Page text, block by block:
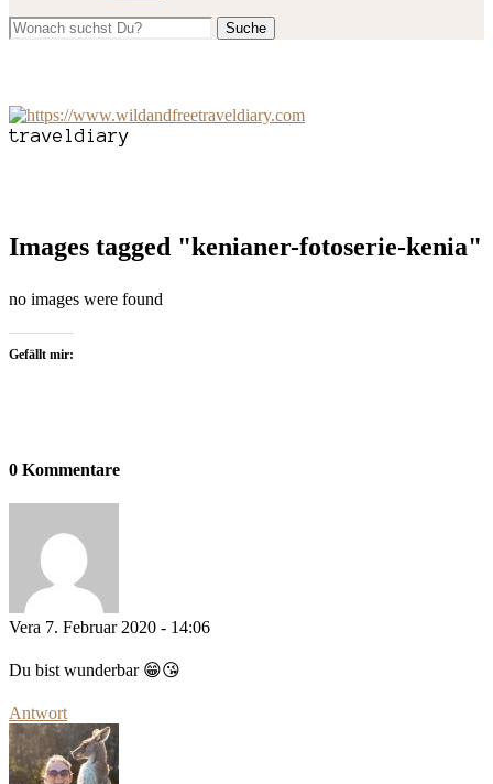
Suche
traveldiary
Images tagged "kenianer-fotoserie-kenia"
no images were found
Gefällt mir:
0 Kommentare
Vera 7. Februar 2020 - 14:06
Du bist wunderbar 😁😘
Antwort